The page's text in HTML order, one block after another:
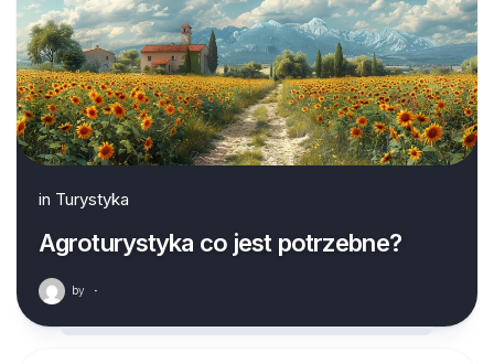
in Turystyka
Agroturystyka co jest potrzebne?
by ·